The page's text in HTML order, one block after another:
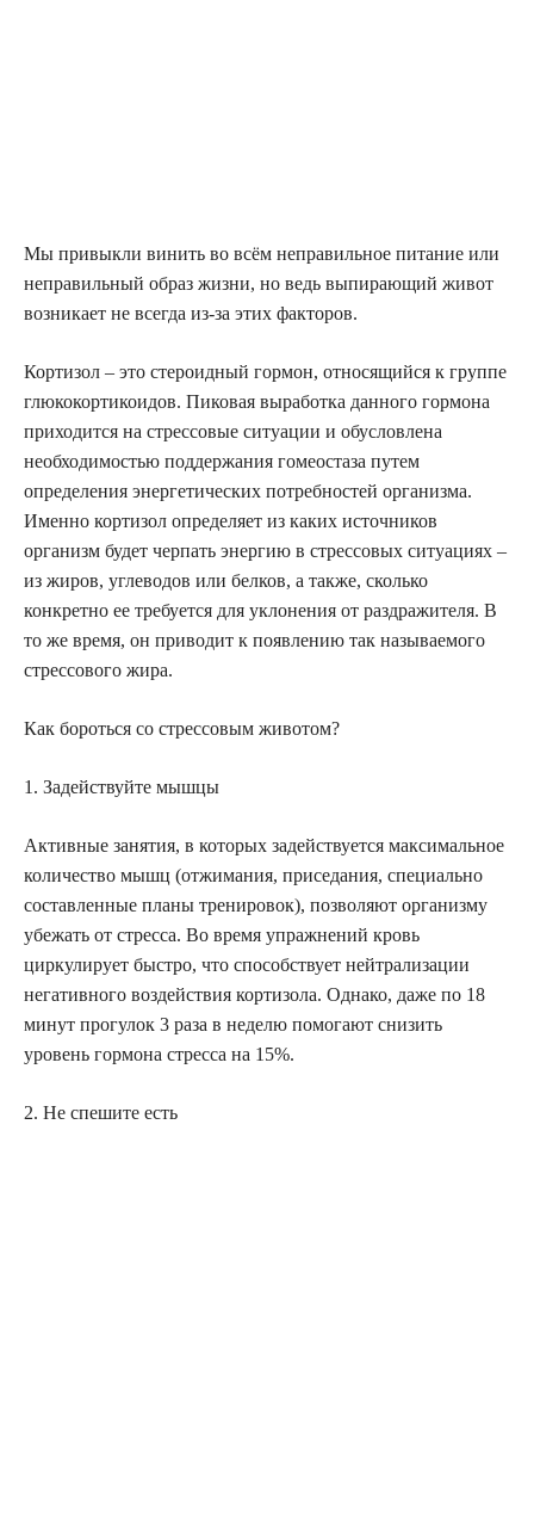
Мы привыкли винить во всём неправильное питание или
неправильный образ жизни, но ведь выпирающий живот
возникает не всегда из-за этих факторов.
Кортизол – это стероидный гормон, относящийся к группе
глюкокортикоидов. Пиковая выработка данного гормона
приходится на стрессовые ситуации и обусловлена
необходимостью поддержания гомеостаза путем
определения энергетических потребностей организма.
Именно кортизол определяет из каких источников
организм будет черпать энергию в стрессовых ситуациях –
из жиров, углеводов или белков, а также, сколько
конкретно ее требуется для уклонения от раздражителя. В
то же время, он приводит к появлению так называемого
стрессового жира.
Как бороться со стрессовым животом?
1. Задействуйте мышцы
Активные занятия, в которых задействуется максимальное
количество мышц (отжимания, приседания, специально
составленные планы тренировок), позволяют организму
убежать от стресса. Во время упражнений кровь
циркулирует быстро, что способствует нейтрализации
негативного воздействия кортизола. Однако, даже по 18
минут прогулок 3 раза в неделю помогают снизить
уровень гормона стресса на 15%.
2. Не спешите есть